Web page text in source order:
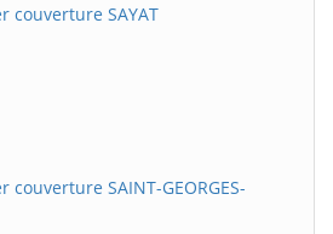
couverture SAYAT
SAINT-GEORGES-